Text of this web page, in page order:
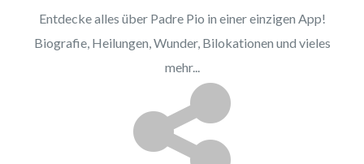
Entdecke alles über Padre Pio in einer einzigen App!
Biografie, Heilungen, Wunder, Bilokationen und vieles
mehr...